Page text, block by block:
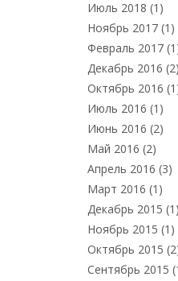
Июль 2018 (1)
Ноябрь 2017(1)
Февраль 2017
Декабрь 2016 (2)
Октябрь 2016
Июль 2016 (1)
Июнь 2016 (2)
Май 2016 (2)
Апрель 2016 (3)
Март 2016 (1)
Декабрь 2015 (1)
Ноябрь 2015 (1)
Октябрь 2015
Сентябрь 2015